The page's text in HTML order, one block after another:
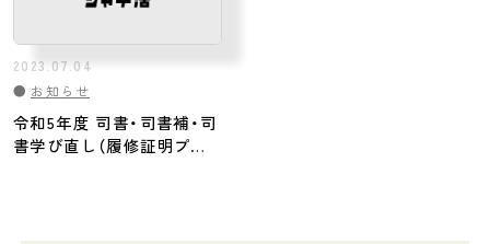
2023.07.04
● お知らせ
令和5年度 司書・司書補・司
書学び直し（履修証明プロ